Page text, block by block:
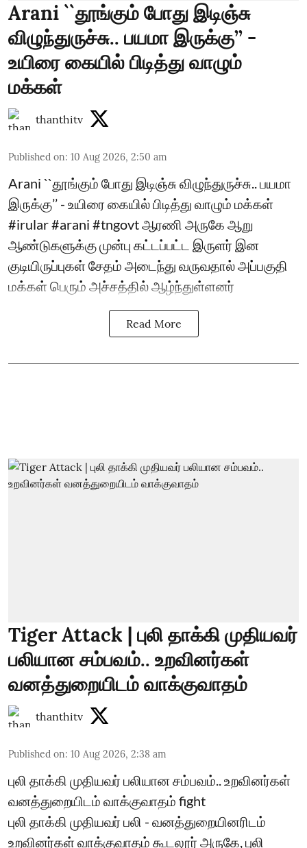
Arani ``தூங்கும் போது இடிஞ்சு
விழுந்துருச்சு.. பயமா இருக்கு’’ -
உயிரை கையில் பிடித்து வாழும்
மக்கள்
thanthitv
Published on: 10 Aug 2026, 2:50 am
Arani ``தூங்கும் போது இடிஞ்சு விழுந்துருச்சு.. பயமா
இருக்கு’’ - உயிரை கையில் பிடித்து வாழும் மக்கள்
#irular #arani #tngovt ஆரணி அருகே ஆறு
ஆண்டுகளுக்கு முன்பு கட்டப்பட்ட இருளர் இன
குடியிருப்புகள் சேதம் அடைந்து வருவதால் அப்பகுதி
மக்கள் பெரும் அச்சத்தில் ஆழ்ந்துள்ளனர்
Read More
Tiger Attack | புலி தாக்கி முதியவர்
பலியான சம்பவம்.. உறவினர்கள்
வனத்துறையிடம் வாக்குவாதம்
thanthitv
Published on: 10 Aug 2026, 2:38 am
புலி தாக்கி முதியவர் பலியான சம்பவம்.. உறவினர்கள்
வனத்துறையிடம் வாக்குவாதம் fight
புலி தாக்கி முதியவர் பலி - வனத்துறையினரிடம்
உறவினர்கள் வாக்குவாதம் கூடலூர் அருகே, புலி